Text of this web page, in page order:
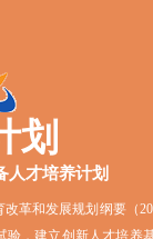
划
人才培养计划
革和发展规划纲要（
，建立创新人才培养